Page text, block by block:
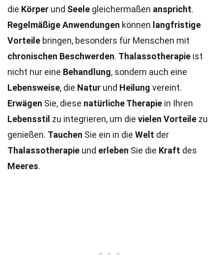
die Körper und Seele gleichermaßen anspricht.
Regelmäßige Anwendungen können langfristige
Vorteile bringen, besonders für Menschen mit
chronischen Beschwerden. Thalassotherapie ist
nicht nur eine Behandlung, sondern auch eine
Lebensweise, die Natur und Heilung vereint.
Erwägen Sie, diese natürliche Therapie in Ihren
Lebensstil zu integrieren, um die vielen Vorteile zu
genießen. Tauchen Sie ein in die Welt der
Thalassotherapie und erleben Sie die Kraft des
Meeres.